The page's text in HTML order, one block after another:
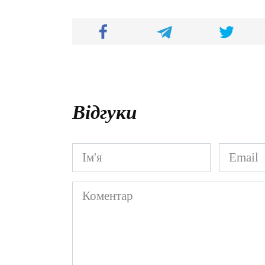
Відгуки
Ім'я
*
Email
*
Коментар